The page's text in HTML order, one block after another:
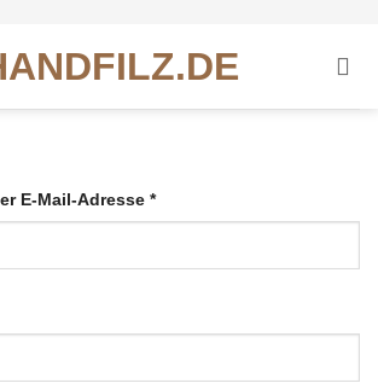
E-Mail-Adresse *Erforderlich